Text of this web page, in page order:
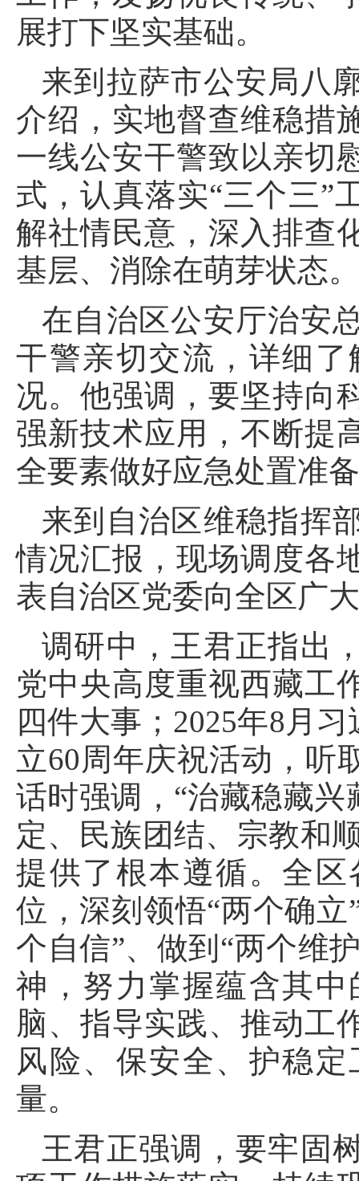
展打下坚实基础。
来到拉萨市公安局八
介绍，实地督查维稳措
一线公安干警致以亲切
式，认真落实“三个三”
解社情民意，深入排查
基层、消除在萌芽状态。
在自治区公安厅治安
干警亲切交流，详细
况。他强调，要坚持向
强新技术应用，不断提
全要素做好应急处置准
来到自治区维稳指挥
情况汇报，现场调度各
表自治区党委向全区广
调研中，王君正指出
党中央高度重视西藏工
四件大事；2025年8月
立60周年庆祝活动，听
话时强调，“治藏稳藏
定、民族团结、宗教和
提供了根本遵循。全
位，深刻领悟“两个确
个自信”、做到“两个维
神，努力掌握蕴含其
脑、指导实践、推动工
风险、保安全、护稳
量。
王君正强调，要牢固